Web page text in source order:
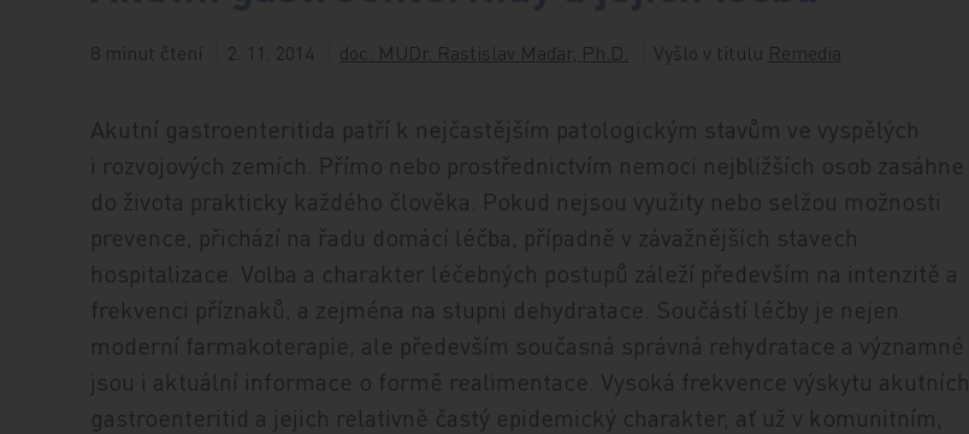
8 minut čtení 2. 11. 2014 doc. MUDr. Rastislav Maďar, Ph.D. Vyšlo v titulu Remedia
Akutní gastroenteritida patří k nejčastějším patologickým stavům ve vyspělých
i rozvojových zemích. Přímo nebo prostřednictvím nemoci nejbližších osob zasáhne
do života prakticky každého člověka. Pokud nejsou využity nebo selžou možnosti
prevence, přichází na řadu domácí léčba, případně v závažnějších stavech
hospitalizace. Volba a charakter léčebných postupů záleží především na intenzitě a
frekvenci příznaků, a zejména na stupni dehydratace. Součástí léčby je nejen
moderní farmakoterapie, ale především současná správná rehydratace a významné
jsou i aktuální informace o formě realimentace. Vysoká frekvence výskytu akutních
gastroenteritid a jejich relativně častý epidemický charakter, ať už v komunitním,